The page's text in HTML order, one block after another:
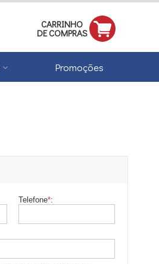
CARRINHO
DE COMPRAS
Promoções
Telefone*: